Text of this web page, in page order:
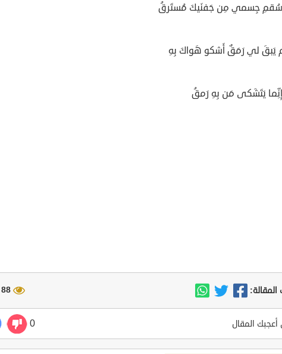
جِسمي مِن جَفنَيكَ مُستَرقُ
يَبقَ لي رَمَقٌ أَشكو هَواكَ بِهِ
يَتَشَكى مَن بِهِ رَمقُ
88 مشاهدة
المقال 0